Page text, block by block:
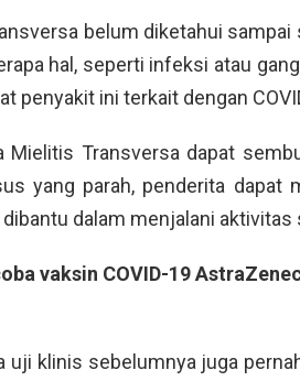
belum diketahui sampai
hal, seperti infeksi atau
penyakit ini terkait dengan
Mielitis Transversa dapat
yang parah, penderita dapat
dalam menjalani aktivitas
vaksin COVID-19
uji klinis sebelumnya juga